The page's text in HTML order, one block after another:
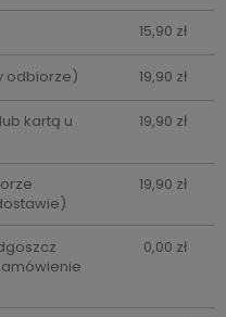
15,90 zł
odbiorze) 19,90 zł
kartą u
19,90 zł
19,90 zł
0,00 zł